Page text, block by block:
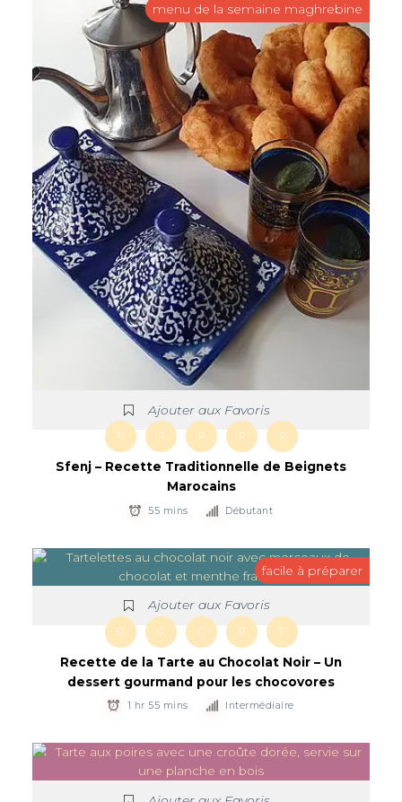
Ajouter aux Favoris
menu de la semaine maghrebine
P P R R R
Sfenj – Recette Traditionnelle de Beignets
Marocains
55 mins Débutant
Ajouter aux Favoris
facile à préparer
D G G P T
Recette de la Tarte au Chocolat Noir – Un
dessert gourmand pour les chocovores
1 hr 55 mins Intermédiaire